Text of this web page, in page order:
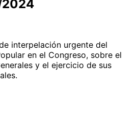
interpelación urgente del
en el Congreso, sobre el
y el ejercicio de sus